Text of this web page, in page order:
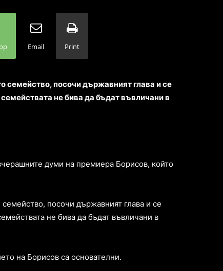
Email Print
посочи държавният глава и се
не бива да бъдат въвличани в
думи на премиера Борисов, който
посочи държавният глава и се
не бива да бъдат въвличани в
на Борисов са основателни.